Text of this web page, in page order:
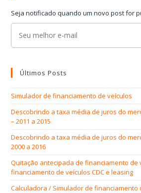
Seja notificado quando um novo post for
Últimos Posts
Simulador de financiamento de veículos
Descobrindo a taxa média de juros do
– 2011 a 2015
Descobrindo a taxa média de juros do
2000 a 2016
Quitação antecipada de financiamento de
financiamento de veículos CDC e leasing
Calculadora / Simulador de financiamento